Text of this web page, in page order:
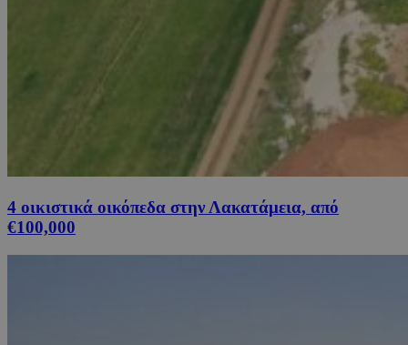
4 οικιστικά οικόπεδα στην Λακατάμεια, από
€100,000